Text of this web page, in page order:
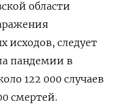
области
исходов, следует
пандемии в
122 000 случаев
смертей.